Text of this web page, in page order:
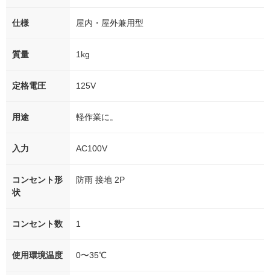
仕様 屋内・屋外兼用型
質量 1kg
定格電圧 125V
用途 軽作業に。
入力 AC100V
コンセント形
状
防雨 接地 2P
コンセント数 1
使用環境温度 0〜35℃